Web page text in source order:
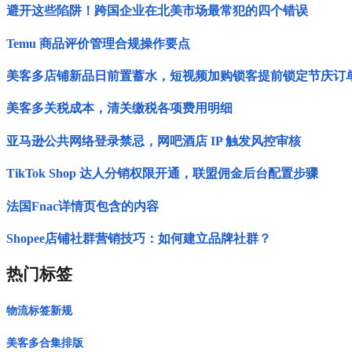
避开这些陷阱！跨国企业在北美市场最常犯的四个错误
Temu 商品评价管理合规操作要点
美客多店铺新品日前置蓄水，短视频加购锁客提前锁定节庆订
美客多关税成本，清关缴税各项费用明细
亚马逊公共网络登录禁忌，网吧酒店 IP 触发风控审核
TikTok Shop 达人分销权限开通，联盟佣金后台配置步骤
法国Fnac详情页包含的内容
Shopee店铺社群营销技巧：如何建立品牌社群？
热门标签
物流标签新规
美客多合集排版